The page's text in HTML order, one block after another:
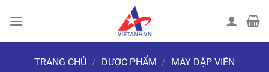
đến
TRANG CHỦ / DƯỢC PHẨM / MÁY DẬP VIÊN